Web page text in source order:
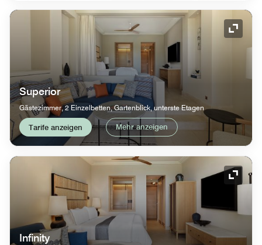
Superior
Gästezimmer, 2 Einzelbetten, Gartenblick, unterste Etagen
Tarife anzeigen Mehr anzeigen
Infinity